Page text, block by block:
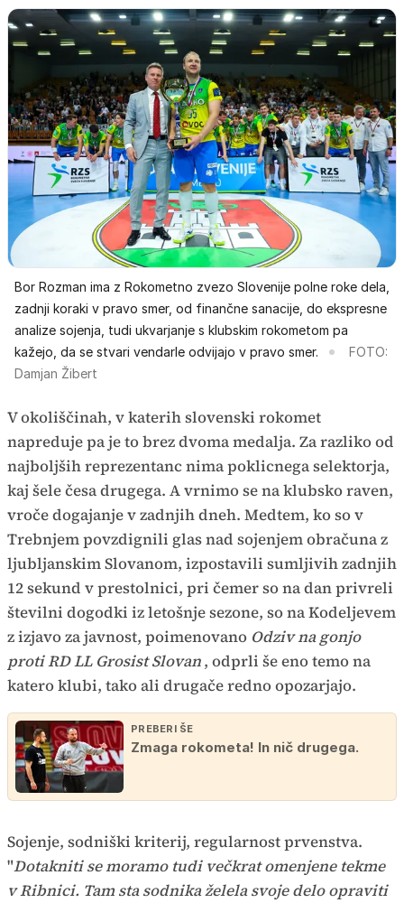
Bor Rozman ima z Rokometno zvezo Slovenije polne roke dela,
zadnji koraki v pravo smer, od finančne sanacije, do ekspresne
analize sojenja, tudi ukvarjanje s klubskim rokometom pa
kažejo, da se stvari vendarle odvijajo v pravo smer.
FOTO:
Damjan Žibert
V okoliščinah, v katerih slovenski rokomet
napreduje pa je to brez dvoma medalja. Za razliko od
najboljših reprezentanc nima poklicnega selektorja,
kaj šele česa drugega. A vrnimo se na klubsko raven,
vroče dogajanje v zadnjih dneh. Medtem, ko so v
Trebnjem povzdignili glas nad sojenjem obračuna z
ljubljanskim Slovanom, izpostavili sumljivih zadnjih
12 sekund v prestolnici, pri čemer so na dan privreli
številni dogodki iz letošnje sezone, so na Kodeljevem
z izjavo za javnost, poimenovano Odziv na gonjo
proti RD LL Grosist Slovan, odprli še eno temo na
katero klubi, tako ali drugače redno opozarjajo.
PREBERI ŠE
Zmaga rokometa! In nič drugega.
Sojenje, sodniški kriterij, regularnost prvenstva.
"Dotakniti se moramo tudi večkrat omenjene tekme
v Ribnici. Tam sta sodnika želela svoje delo opraviti